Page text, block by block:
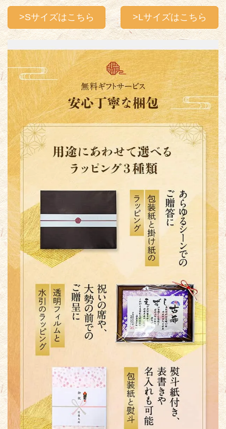
>Sサイズはこちら >Lサイズはこちら